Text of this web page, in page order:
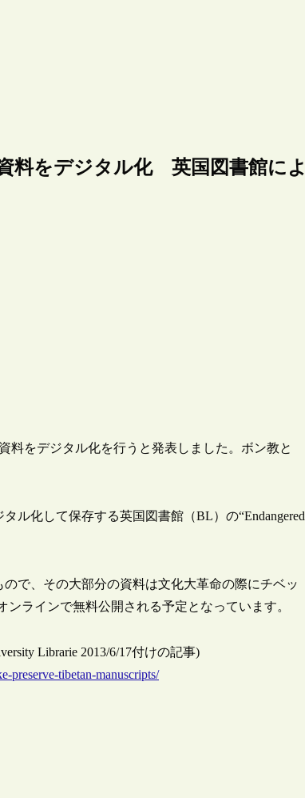
料をデジタル化 英国図書館によ
料をデジタル化を行うと発表しました。ボン教と
ル化して保存する英国図書館（BL）の“Endangered
で、その大部分の資料は文化大革命の際にチベッ
ラインで無料公開される予定となっています。
Librarie 2013/6/17付けの記事)
preserve-tibetan-manuscripts/